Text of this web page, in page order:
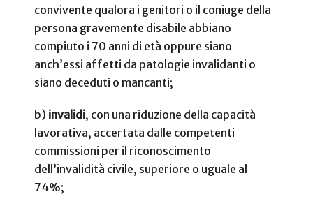
convivente qualora i genitori o il coniuge della
persona gravemente disabile abbiano
compiuto i 70 anni di età oppure siano
anch’essi affetti da patologie invalidanti o
siano deceduti o mancanti;
b) invalidi, con una riduzione della capacità
lavorativa, accertata dalle competenti
commissioni per il riconoscimento
dell’invalidità civile, superiore o uguale al
74%;